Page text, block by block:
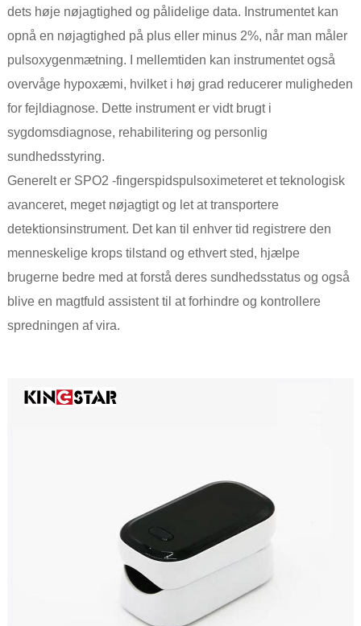
dets høje nøjagtighed og pålidelige data. Instrumentet kan
opnå en nøjagtighed på plus eller minus 2%, når man måler
pulsoxygenmætning. I mellemtiden kan instrumentet også
overvåge hypoxæmi, hvilket i høj grad reducerer muligheden
for fejldiagnose. Dette instrument er vidt brugt i
sygdomsdiagnose, rehabilitering og personlig
sundhedsstyring.
Generelt er SPO2 -fingerspidspulsoximeteret et teknologisk
avanceret, meget nøjagtigt og let at transportere
detektionsinstrument. Det kan til enhver tid registrere den
menneskelige krops tilstand og ethvert sted, hjælpe
brugerne bedre med at forstå deres sundhedsstatus og også
blive en magtfuld assistent til at forhindre og kontrollere
spredningen af ​​vira.